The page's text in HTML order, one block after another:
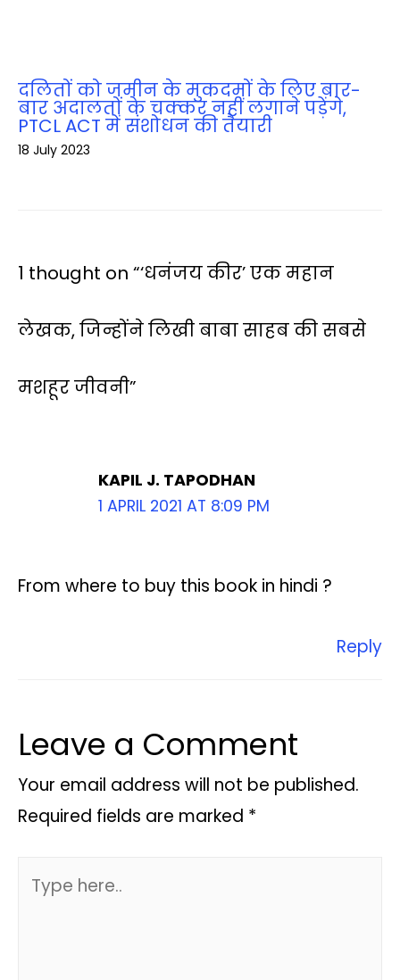
दलितों को जमीन के मुकदमों के लिए बार-
बार अदालतों के चक्‍कर नहीं लगाने पड़ेंगे,
PTCL ACT में संशोधन की तैयारी
18 July 2023
1 thought on “‘धनंजय कीर’ एक महान
लेखक, जिन्होंने लिखी बाबा साहब की सबसे
मशहूर जीवनी”
KAPIL J. TAPODHAN
1 APRIL 2021 AT 8:09 PM
From where to buy this book in hindi ?
Reply
Leave a Comment
Your email address will not be published.
Required fields are marked *